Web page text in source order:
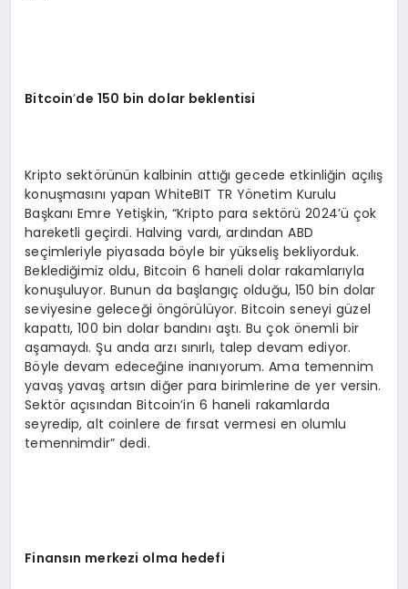
Bitcoin’de 150 bin dolar beklentisi
Kripto sektörünün kalbinin attığı gecede etkinliğin açılış
konuşmasını yapan WhiteBIT TR Yönetim Kurulu
Başkanı Emre Yetişkin, “Kripto para sektörü 2024’ü çok
hareketli geçirdi. Halving vardı, ardından ABD
seçimleriyle piyasada böyle bir yükseliş bekliyorduk.
Beklediğimiz oldu, Bitcoin 6 haneli dolar rakamlarıyla
konuşuluyor. Bunun da başlangıç olduğu, 150 bin dolar
seviyesine geleceği öngörülüyor. Bitcoin seneyi güzel
kapattı, 100 bin dolar bandını aştı. Bu çok önemli bir
aşamaydı. Şu anda arzı sınırlı, talep devam ediyor.
Böyle devam edeceğine inanıyorum. Ama temennim
yavaş yavaş artsın diğer para birimlerine de yer versin.
Sektör açısından Bitcoin’in 6 haneli rakamlarda
seyredip, alt coinlere de fırsat vermesi en olumlu
temennimdir” dedi.
Finansın merkezi olma hedefi